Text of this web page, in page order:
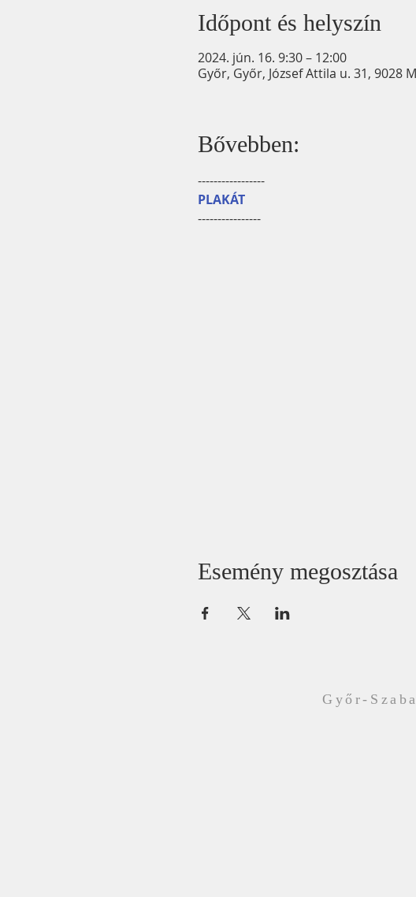
Időpont és helyszín
2024. jún. 16. 9:30 – 12:00
Győr, Győr, József Attila u. 31, 9028
Bővebben:
-----------------
PLAKÁT
----------------
Esemény megosztása
Győr-